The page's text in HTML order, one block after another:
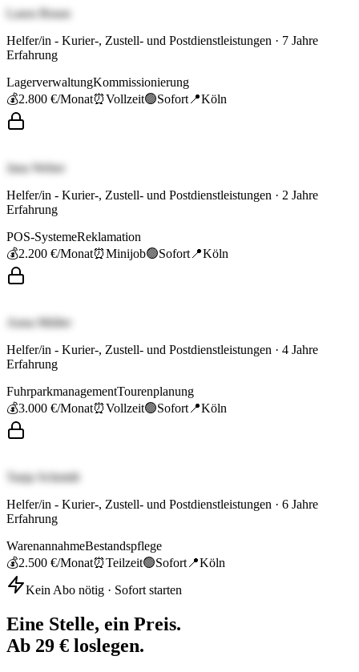
Laura Braun
Helfer/in - Kurier-, Zustell- und Postdienstleistungen · 7 Jahre
Erfahrung
LagerverwaltungKommissionierung
💰2.800 €/Monat⏰Vollzeit🟢Sofort 📍Köln
Jana Weber
Helfer/in - Kurier-, Zustell- und Postdienstleistungen · 2 Jahre
Erfahrung
POS-SystemeReklamation
💰2.200 €/Monat⏰Minijob🟢Sofort 📍Köln
Anna Müller
Helfer/in - Kurier-, Zustell- und Postdienstleistungen · 4 Jahre
Erfahrung
FuhrparkmanagementTourenplanung
💰3.000 €/Monat⏰Vollzeit🟢Sofort 📍Köln
Tanja Schmidt
Helfer/in - Kurier-, Zustell- und Postdienstleistungen · 6 Jahre
Erfahrung
WarenannahmeBestandspflege
💰2.500 €/Monat⏰Teilzeit🟢Sofort 📍Köln
Kein Abo nötig · Sofort starten
Eine Stelle, ein Preis.
Ab 29 € loslegen.